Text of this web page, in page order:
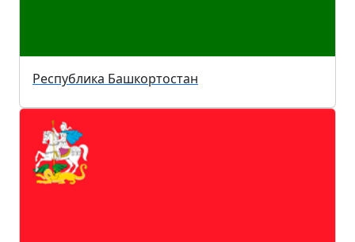
Республика Башкортостан